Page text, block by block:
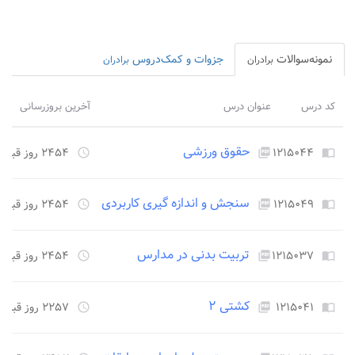
نمونه‌سوالات برادران جزوات و کمک‌دروس برادران
کد درس عنوان درس آخرین بروزرسانی
import_contacts ۱۲۱۵۰۴۴ picture_as_pdf حقوق ورزشی access_time ۲۴۵۴ روز قبل
import_contacts ۱۲۱۵۰۴۹ picture_as_pdf سنجش و اندازه گیری کاربردی access_time ۲۴۵۴ روز قبل
import_contacts ۱۲۱۵۰۳۷picture_as_pdf تربیت بدنی در مدارس access_time ۲۴۵۴ روز قبل
import_contacts ۱۲۱۵۰۴۱ picture_as_pdf کشتی ۲ access_time ۲۲۵۷ روز قبل